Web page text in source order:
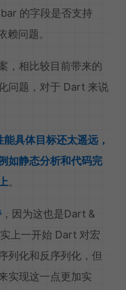
的字段是否支持
问题。
，相比较目前带来的
问题，对于 Dart 来说
能具体目标还太遥远，
如静态分析和代码完
。
，因为这也是Dart &
实上一开始 Dart 对宏
列化和反序列化，但
实现这一点更加实